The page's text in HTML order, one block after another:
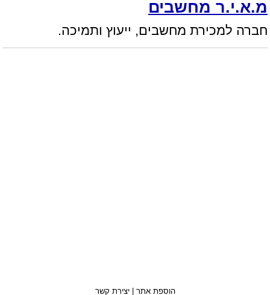
מ.א.י.ר מחשבים
חברה למכירת מחשבים, ייעוץ ותמיכה.
הוספת אתר |יצירת קשר